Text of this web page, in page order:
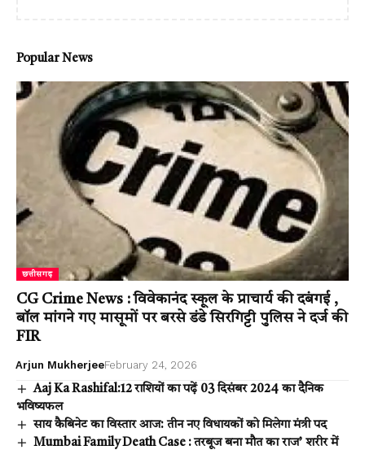
Popular News
छत्तीसगढ़
CG Crime News : विवेकानंद स्कूल के प्राचार्य की दबंगई ,
बॉल मांगने गए मासूमों पर बरसे डंडे सिरगिट्टी पुलिस ने दर्ज की
FIR
Arjun MukherjeeFebruary 24, 2026
Aaj Ka Rashifal:12 राशियों का पढ़ें 03 दिसंबर 2024 का दैनिक
भविष्यफल
साय कैबिनेट का विस्तार आज: तीन नए विधायकों को मिलेगा मंत्री पद
Mumbai Family Death Case : तरबूज बना मौत का राज’ शरीर में